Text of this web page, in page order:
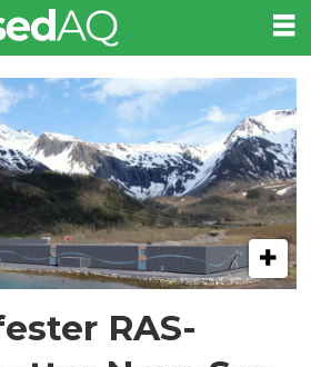
RAS-